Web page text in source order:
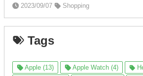
2023/09/07 Shopping
Tags
Apple (13) Apple Watch (4)